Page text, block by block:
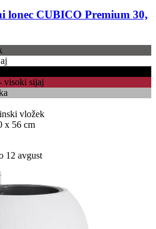
lonec CUBICO Premium 30,
visoki sijaj
vložek
x 56 cm
12 avgust